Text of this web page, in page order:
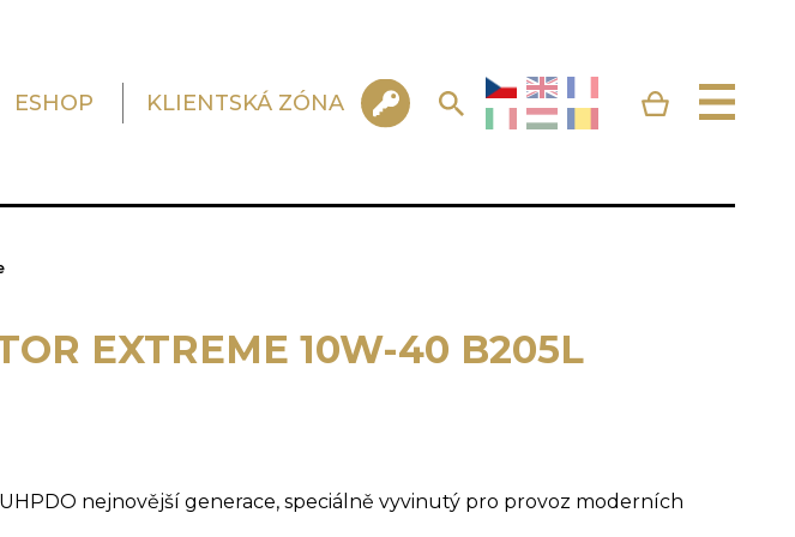
ESHOP KLIENTSKÁ ZÓNA
EXTREME 10W-40 B205L
nejnovější generace, speciálně vyvinutý pro provoz moderních